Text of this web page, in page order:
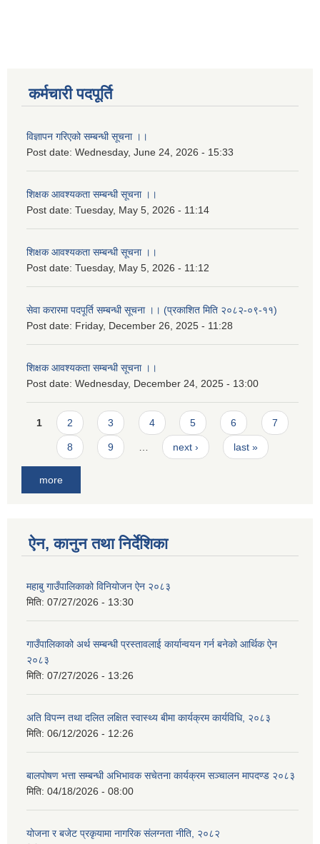
कर्मचारी पदपूर्ति
विज्ञापन गरिएको सम्बन्धी सूचना ।।
Post date: Wednesday, June 24, 2026 - 15:33
शिक्षक आवश्यकता सम्बन्धी सूचना ।।
Post date: Tuesday, May 5, 2026 - 11:14
शिक्षक आवश्यकता सम्बन्धी सूचना ।।
Post date: Tuesday, May 5, 2026 - 11:12
सेवा करारमा पदपूर्ति सम्बन्धी सूचना ।। (प्रकाशित मिति २०८२-०९-११)
Post date: Friday, December 26, 2025 - 11:28
शिक्षक आवश्यकता सम्बन्धी सूचना ।।
Post date: Wednesday, December 24, 2025 - 13:00
Pages
1 2 3 4 5 6 7
8 9 next › last »
more
ऐन, कानुन तथा निर्देशिका
महाबु गाउँपालिकाको विनियोजन ऐन २०८३
मिति: 07/27/2026 - 13:30
गाउँपालिकाको अर्थ सम्बन्धी प्रस्तावलाई कार्यान्वयन गर्न बनेको आर्थिक ऐन
२०८३
मिति: 07/27/2026 - 13:26
अति विपन्न तथा दलित लक्षित स्वास्थ्य बीमा कार्यक्रम कार्यविधि, २०८३
मिति: 06/12/2026 - 12:26
बालपोषण भत्ता सम्बन्धी अभिभावक सचेतना कार्यक्रम सञ्चालन मापदण्ड २०८३
मिति: 04/18/2026 - 08:00
योजना र बजेट प्रकृयामा नागरिक संलग्नता नीति, २०८२